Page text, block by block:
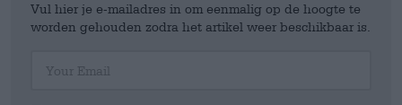
Vul hier je e-mailadres in om eenmalig op de hoogte te
worden gehouden zodra het artikel weer beschikbaar is.